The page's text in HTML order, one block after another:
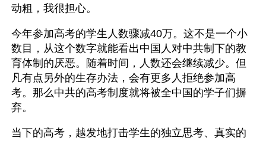
动粗，我很担心。
今年参加高考的学生人数骤减40万。这不是一个小
数目，从这个数字就能看出中国人对中共制下的教
育体制的厌恶。随着时间，人数还会继续减少。但
凡有点另外的生存办法，会有更多人拒绝参加高
考。那么中共的高考制度就将被全中国的学子们摒
弃。
当下的高考，越发地打击学生的独立思考、真实的